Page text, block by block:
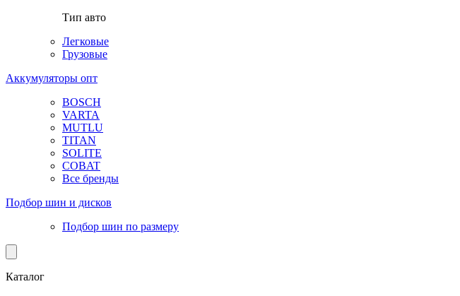
Тип авто
Легковые
Грузовые
Аккумуляторы опт
BOSCH
VARTA
MUTLU
TITAN
SOLITE
COBAT
Все бренды
Подбор шин и дисков
Подбор шин по размеру
Каталог